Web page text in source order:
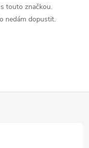
touto značkou.
nedám dopustit.